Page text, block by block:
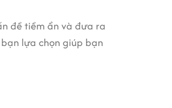
đề tiềm ẩn và đưa ra
lựa chọn giúp bạn